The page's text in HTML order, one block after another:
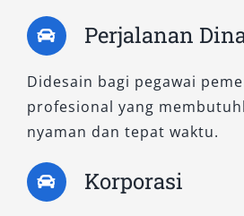
Jayapura.
5. All New Avanza 1.5
Tipe ini memadukan tenaga
dengan sistem transmisi
responsif. Dikenal dengan
berbagai medan, All New
Perjalanan
Didesain bagi pegawai
profesional yang
nyaman dan tepat waktu.
Korporasi